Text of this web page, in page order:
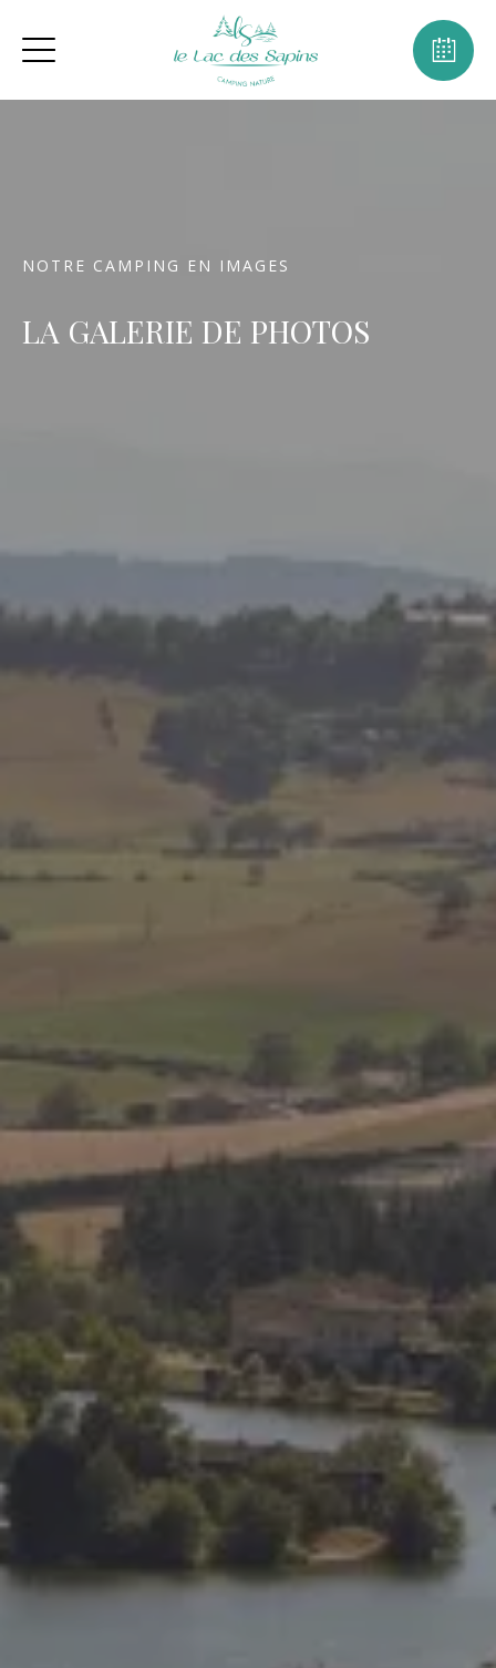
NOTRE CAMPING EN IMAGES
LA GALERIE DE PHOTOS